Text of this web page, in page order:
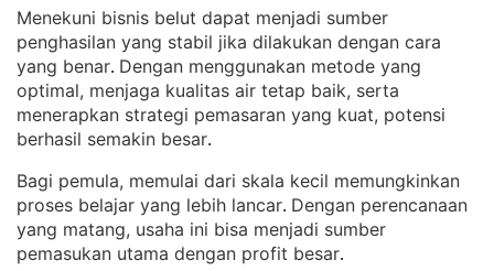
Menekuni bisnis belut dapat menjadi sumber
penghasilan yang stabil jika dilakukan dengan cara
yang benar. Dengan menggunakan metode yang
optimal, menjaga kualitas air tetap baik, serta
menerapkan strategi pemasaran yang kuat, potensi
berhasil semakin besar.
Bagi pemula, memulai dari skala kecil memungkinkan
proses belajar yang lebih lancar. Dengan perencanaan
yang matang, usaha ini bisa menjadi sumber
pemasukan utama dengan profit besar.